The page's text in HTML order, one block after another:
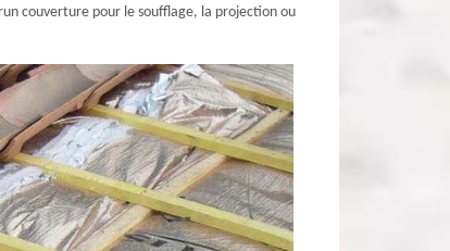
couverture pour le soufflage, la projection ou